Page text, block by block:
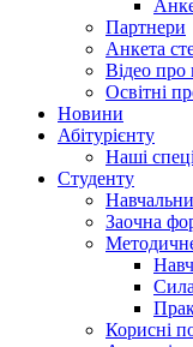
Партнери
Анкета
Відео про
Освітні
Hовини
Абітурієнту
Наші
Студенту
Заочна
Корисні